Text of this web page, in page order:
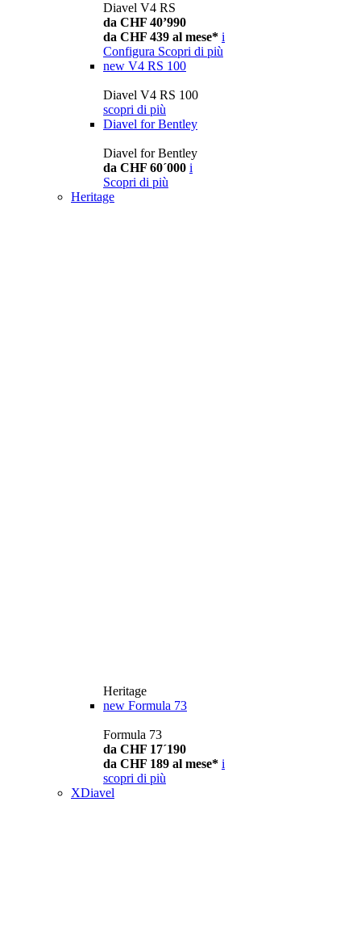
Diavel V4 RS
da CHF 40’990
da CHF 439 al mese* i
Configura Scopri di più
new V4 RS 100
Diavel V4 RS 100
scopri di più
Diavel for Bentley
Diavel for Bentley
da CHF 60´000 i
Scopri di più
Heritage
Heritage
new Formula 73
Formula 73
da CHF 17´190
da CHF 189 al mese* i
scopri di più
XDiavel